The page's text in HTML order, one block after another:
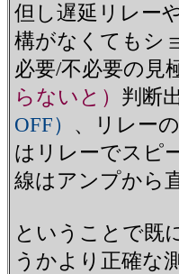
但し遅延リレー
構がなくてもシ
必要/不必要の見
らないと） 判断
OFF） 、リレー
はリレーでスピ
線はアンプから
ということで既
うかより正確な